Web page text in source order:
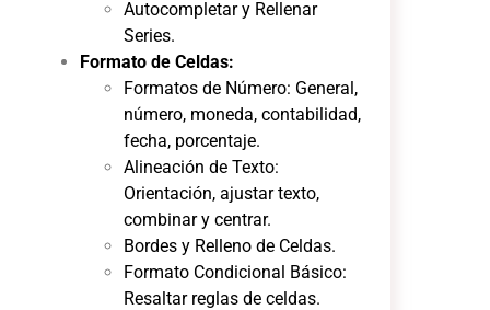
Autocompletar y Rellenar
Series.
Formato de Celdas:
Formatos de Número: General,
número, moneda, contabilidad,
fecha, porcentaje.
Alineación de Texto:
Orientación, ajustar texto,
combinar y centrar.
Bordes y Relleno de Celdas.
Formato Condicional Básico:
Resaltar reglas de celdas.